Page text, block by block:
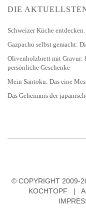
DIE
Schweizer Küche
Gazpacho selbst gemacht:
Olivenholzbrett mit Gravur:
persönliche Geschenke
Mein Santoku: Das eine
Das Geheimnis der
© COPYRIGHT 2009-
KOCHTOPF |